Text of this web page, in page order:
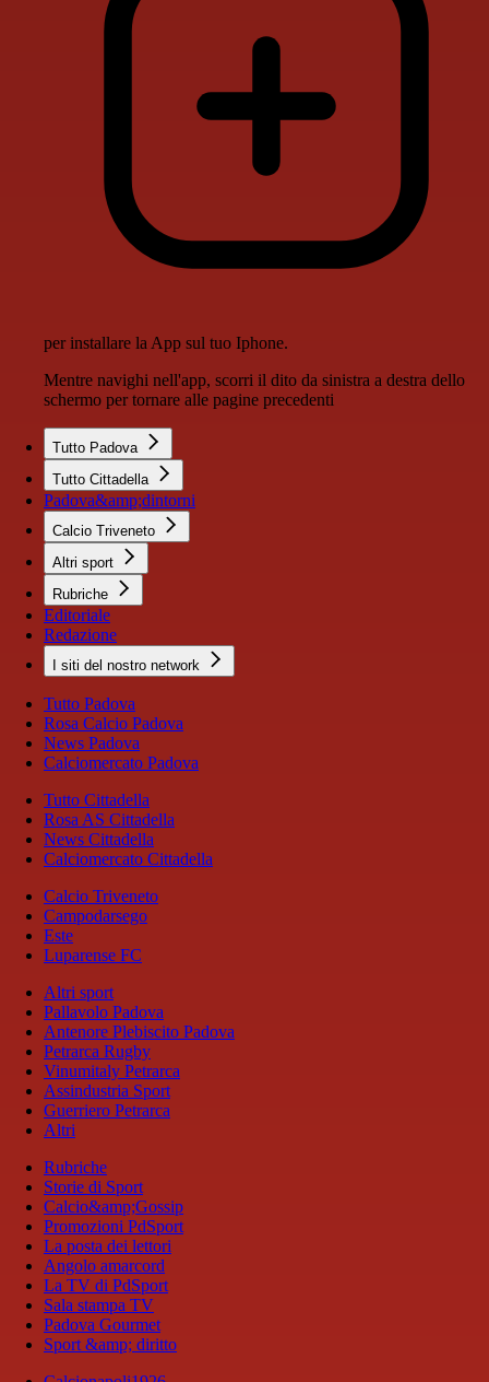
per installare la App sul tuo Iphone.
Mentre navighi nell'app, scorri il dito da sinistra a destra dello
schermo per tornare alle pagine precedenti
Tutto Padova
Tutto Cittadella
Padova&amp;dintorni
Calcio Triveneto
Altri sport
Rubriche
Editoriale
Redazione
I siti del nostro network
Tutto Padova
Rosa Calcio Padova
News Padova
Calciomercato Padova
Tutto Cittadella
Rosa AS Cittadella
News Cittadella
Calciomercato Cittadella
Calcio Triveneto
Campodarsego
Este
Luparense FC
Altri sport
Pallavolo Padova
Antenore Plebiscito Padova
Petrarca Rugby
Vinumitaly Petrarca
Assindustria Sport
Guerriero Petrarca
Altri
Rubriche
Storie di Sport
Calcio&amp;Gossip
Promozioni PdSport
La posta dei lettori
Angolo amarcord
La TV di PdSport
Sala stampa TV
Padova Gourmet
Sport &amp; diritto